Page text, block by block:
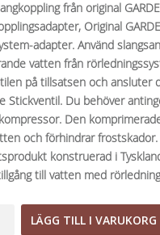
från original
Original
adapter. Använd
vatten från
på tillsatsen och ansluter
Stickventil. Du behöver
Den
och förhindrar
konstruerad i
till vatten med
LÄGG TILL I VARUKORG